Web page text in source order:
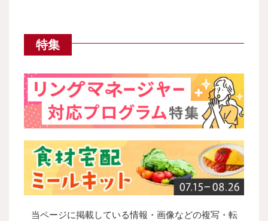
特集
当ページに掲載している情報・画像などの複写・転